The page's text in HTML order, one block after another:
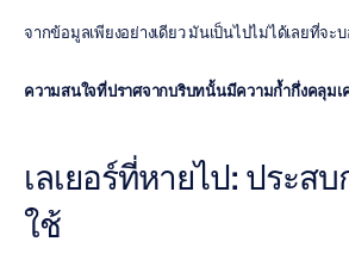
จากข้อมูลเพียงอย่างเดียว มันเป็นไปไม่ได้เลยที่จะ
ความสนใจที่ปราศจากบริบทนั้นมีความก้ำกึ่งคลุมเ
เลเยอร์ที่หายไป: ประส
ใช้